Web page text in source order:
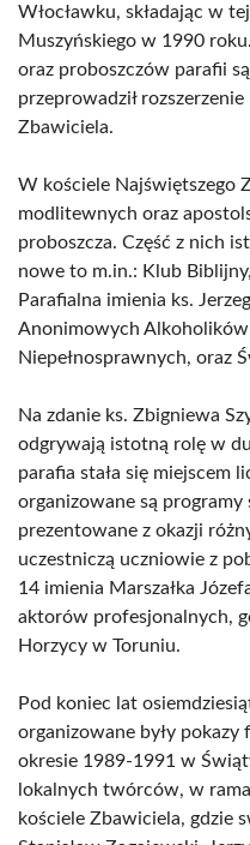
Włocławku, składając w
Muszyńskiego w 1990
oraz proboszczów parafii
przeprowadził
Zbawiciela.
W kościele Najświętszego
modlitewnych oraz
proboszcza. Część z nich
nowe to m.in.: Klub
Parafialna imienia ks.
Anonimowych
Niepełnosprawnych, oraz
Na zdanie ks. Zbigniewa
odgrywają istotną rolę w
parafia stała się miejscem
organizowane są programy
prezentowane z okazji
uczestniczą uczniowie z
14 imienia Marszałka
aktorów profesjonalnych,
Horzycy w Toruniu.
Pod koniec lat
organizowane były
okresie 1989-1991 w
lokalnych twórców, w
kościele Zbawiciela, gdzie